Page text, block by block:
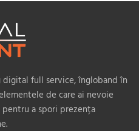
full service, îngloband în
de care ai nevoie
a spori prezența